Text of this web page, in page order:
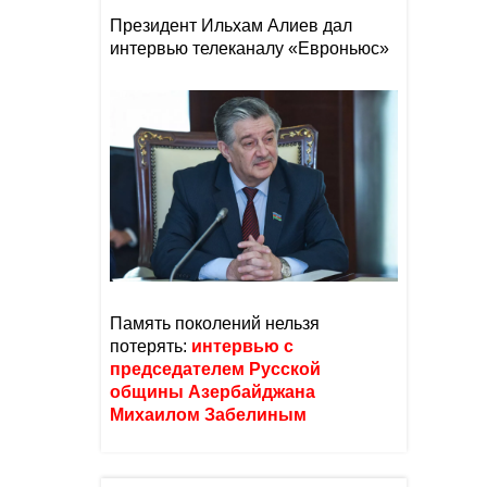
Президент Ильхам Алиев дал
интервью телеканалу «Евроньюс»
Память поколений нельзя
потерять: интервью с
председателем Русской
общины Азербайджана
Михаилом Забелиным